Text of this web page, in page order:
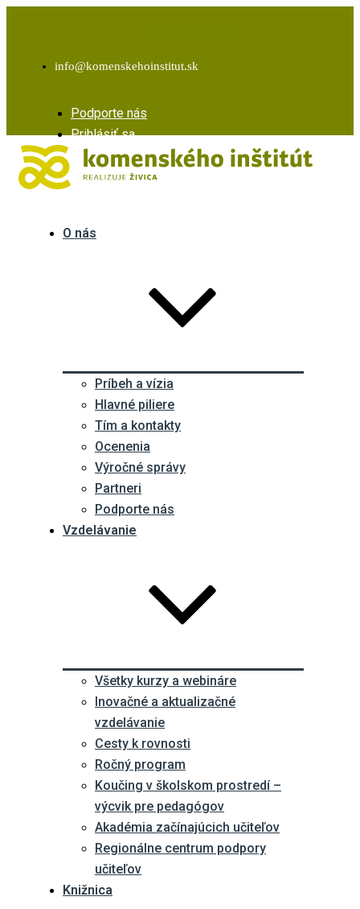
info@komenskehoinstitut.sk
Podporte nás
Prihlásiť sa
O nás
Príbeh a vízia
Hlavné piliere
Tím a kontakty
Ocenenia
Výročné správy
Partneri
Podporte nás
Vzdelávanie
Všetky kurzy a webináre
Inovačné a aktualizačné
vzdelávanie
Cesty k rovnosti
Ročný program
Koučing v školskom prostredí –
výcvik pre pedagógov
Akadémia začínajúcich učiteľov
Regionálne centrum podpory
učiteľov
Knižnica